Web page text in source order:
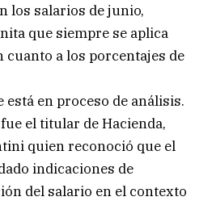
los salarios de junio,
que siempre se aplica
cuanto a los porcentajes de
está en proceso de análisis.
el titular de Hacienda,
quien reconoció que el
indicaciones de
del salario en el contexto